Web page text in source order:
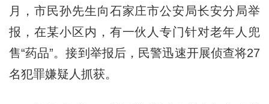
月，市民孙先生向石家庄市公安局长安分局举
报，在某小区内，有一伙人专门针对老年人兜
售“药品”。接到举报后，民警迅速开展侦查将27
名犯罪嫌疑人抓获。